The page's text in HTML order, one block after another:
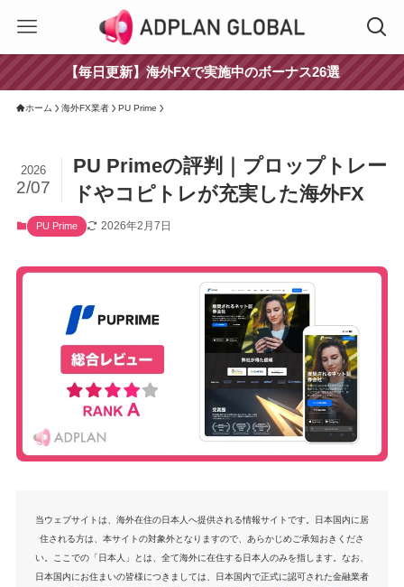
【毎日更新】海外FXで実施中のボーナス26選
ホーム 海外FX業者 PU Prime
PU Primeの評判｜プロップトレー
ドやコピトレが充実した海外FX
2026
2/07
PU Prime 2026年2月7日
当ウェブサイトは、海外在住の日本人へ提供される情報サイトです。日本国内に居
住される方は、本サイトの対象外となりますので、あらかじめご承知おきくださ
い。ここでの「日本人」とは、全て海外に在住する日本人のみを指します。なお、
日本国内にお住まいの皆様につきましては、日本国内で正式に認可された金融業者